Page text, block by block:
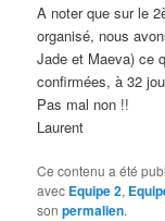
A noter que sur le
organisé, nous
Jade et Maeva) ce
confirmées, à 32
Pas mal non !!
Laurent
Ce contenu a été
avec Equipe 2,
sonpermalien.